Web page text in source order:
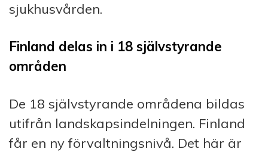
sjukhusvården.
Finland delas in i 18 självstyrande
områden
De 18 självstyrande områdena bildas
utifrån landskapsindelningen. Finland
får en ny förvaltningsnivå. Det här är